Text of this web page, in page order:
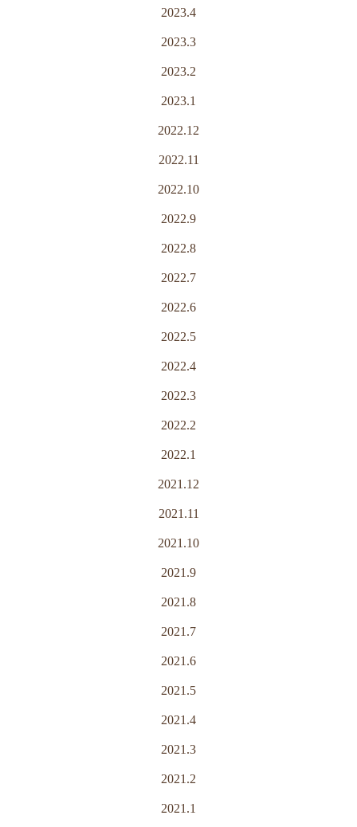
2023.4
2023.3
2023.2
2023.1
2022.12
2022.11
2022.10
2022.9
2022.8
2022.7
2022.6
2022.5
2022.4
2022.3
2022.2
2022.1
2021.12
2021.11
2021.10
2021.9
2021.8
2021.7
2021.6
2021.5
2021.4
2021.3
2021.2
2021.1